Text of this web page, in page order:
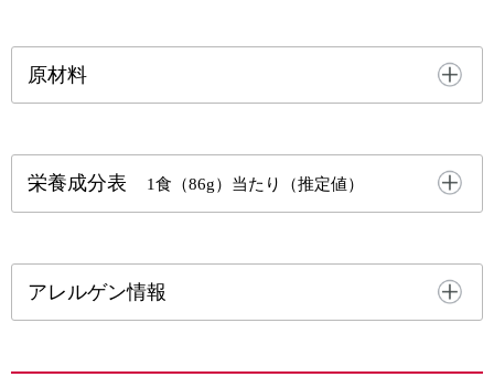
原材料
栄養成分表 1食（86g）当たり（推定値）
アレルゲン情報